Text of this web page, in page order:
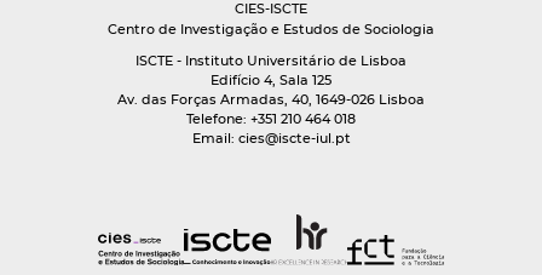
CIES-ISCTE
Centro de Investigação e Estudos de Sociologia
ISCTE - Instituto Universitário de Lisboa
Edifício 4, Sala 125
Av. das Forças Armadas, 40, 1649-026 Lisboa
Telefone: +351 210 464 018
Email: cies@iscte-iul.pt